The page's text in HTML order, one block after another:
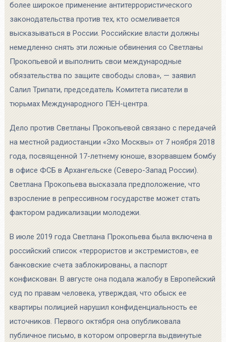
более широкое применение антитеррористического
законодательства против тех, кто осмеливается
высказываться в России. Российские власти должны
немедленно снять эти ложные обвинения со Светланы
Прокопьевой и выполнить свои международные
обязательства по защите свободы слова», — заявил
Салил Трипати, председатель Комитета писатели в
тюрьмах Международного ПЕН-центра.
Дело против Светланы Прокопьевой связано с передачей
на местной радиостанции «Эхо Москвы» от 7 ноября 2018
года, посвященной 17-летнему юноше, взорвавшем бомбу
в офисе ФСБ в Архангельске (Северо-Запад России).
Светлана Прокопьева высказала предположение, что
взросление в репрессивном государстве может стать
фактором радикализации молодежи.
В июле 2019 года Светлана Прокопьева была включена в
российский список «террористов и экстремистов», ее
банковские счета заблокированы, а паспорт
конфискован. В августе она подала жалобу в Европейский
суд по правам человека, утверждая, что обыск ее
квартиры полицией нарушил конфиденциальность ее
источников. Первого октября она опубликовала
публичное письмо, в котором опровергла выдвинутые